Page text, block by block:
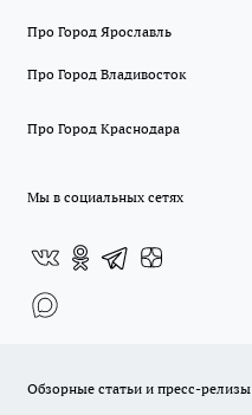
Про Город Ярославль
Про Город Владивосток
Про Город Краснодара
Мы в социальных сетях
Обзорные статьи и пресс-релизы